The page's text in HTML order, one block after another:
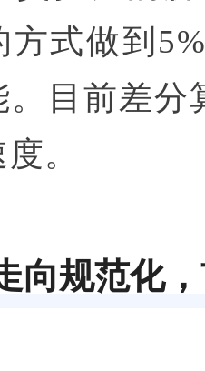
方式做到
。目前差
。
向规范化